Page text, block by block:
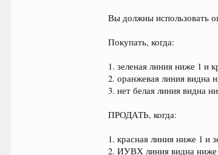
Вы должны использовать
Покупать, когда:
1. зеленая линия ниже 1 и
2. оранжевая линия видна
3. нет белая линия видна
ПРОДАТЬ, когда:
1. красная линия ниже 1 и
2. ИУВХ линия видна ниже